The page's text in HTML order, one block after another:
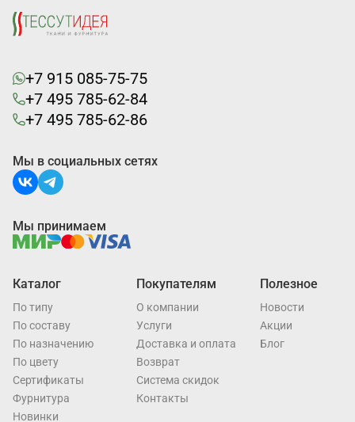
+7 915 085-75-75
+7 495 785-62-84
+7 495 785-62-86
Каталог
По типу
По составу
По назначению
По цвету
Cертификаты
Фурнитура
Новинки
Покупателям
О компании
Услуги
Доставка и оплата
Возврат
Система скидок
Контакты
Полезное
Новости
Акции
Блог
Мы в социальных сетях
Мы принимаем